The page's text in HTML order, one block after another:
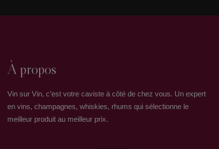
À propos
Vin sur Vin, c’est votre caviste à côté de chez vous. Un expert
en vins, champagnes, whiskies, rhums qui sélectionne le
meilleur produit au meilleur prix.